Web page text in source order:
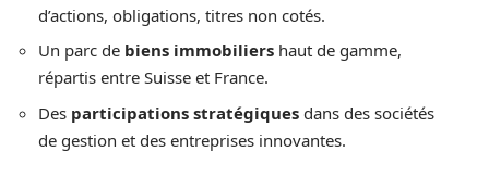
d’actions, obligations, titres non cotés.
Un parc de biens immobiliers haut de gamme,
répartis entre Suisse et France.
Des participations stratégiques dans des sociétés
de gestion et des entreprises innovantes.